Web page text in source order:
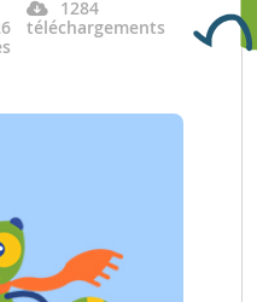
1284
téléchargements